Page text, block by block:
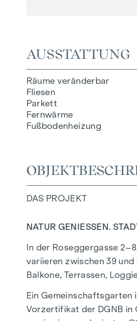
AUSSTATTUNG
Räume veränderbar
Fliesen
Parkett
Fernwärme
Fußbodenheizung
DAS PROJEKT
NATUR GENIESSEN.
In der Roseggergasse
variieren zwischen 39
Balkone, Terrassen,
Ein Gemeinschaftsgarten
Vorzertifikat der DGNB in